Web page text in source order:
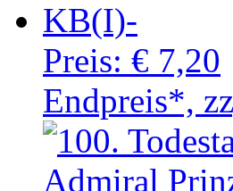
Preis: € 7,20
Endpreis*,